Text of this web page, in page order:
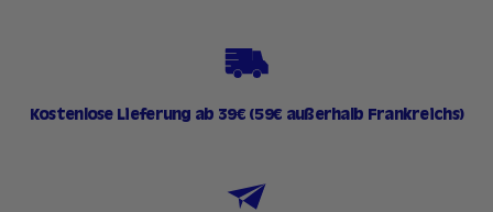
Kostenlose Lieferung ab 39€ (59€ außerhalb Frankreichs)